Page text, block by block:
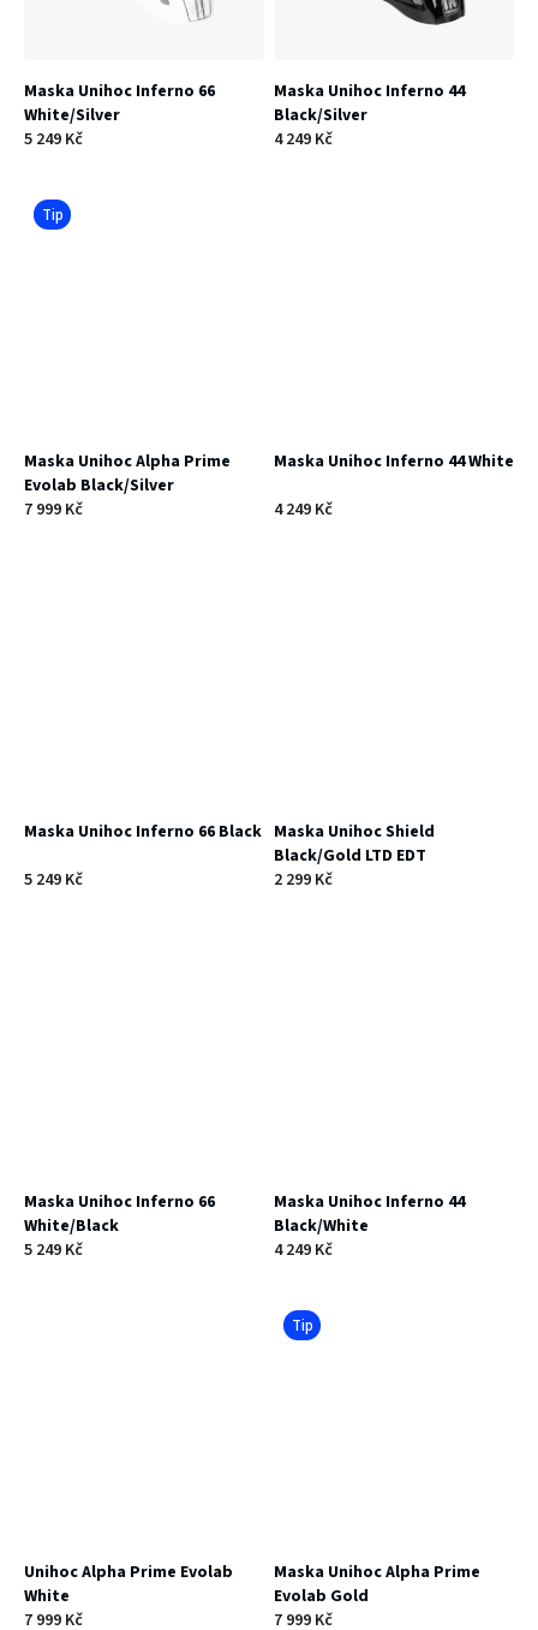
Maska Unihoc Inferno 66
White/Silver
5 249 Kč
Maska Unihoc Inferno 44
Black/Silver
4 249 Kč
Tip
Maska Unihoc Alpha Prime
Evolab Black/Silver
7 999 Kč
Maska Unihoc Inferno 44 White
4 249 Kč
Maska Unihoc Inferno 66 Black
5 249 Kč
Maska Unihoc Shield
Black/Gold LTD EDT
2 299 Kč
Maska Unihoc Inferno 66
White/Black
5 249 Kč
Maska Unihoc Inferno 44
Black/White
4 249 Kč
Unihoc Alpha Prime Evolab
White
7 999 Kč
Tip
Maska Unihoc Alpha Prime
Evolab Gold
7 999 Kč